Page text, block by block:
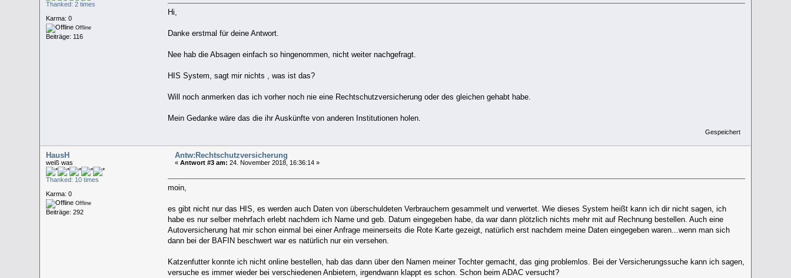
Thanked: 2 times
Karma: 0
Offline
Beiträge: 116
Hi,
Danke erstmal für deine Antwort.
Nee hab die Absagen einfach so hingenommen, nicht weiter nachgefragt.
HIS System, sagt mir nichts , was ist das?
Will noch anmerken das ich vorher noch nie eine Rechtschutzversicherung oder des gleichen gehabt habe.
Mein Gedanke wäre das die ihr Auskünfte von anderen Institutionen holen.
Gespeichert
HausH
weiß was
Thanked: 10 times
Karma: 0
Offline
Beiträge: 292
Antw:Rechtschutzversicherung
«Antwort #3 am: 24. November 2018, 16:36:14 »
moin,
es gibt nicht nur das HIS, es werden auch Daten von überschuldeten Verbrauchern gesammelt und verwertet. Wie dieses System heißt kann ich dir nicht sagen, ich
habe es nur selber mehrfach erlebt nachdem ich Name und geb. Datum eingegeben habe, da war dann plötzlich nichts mehr mit auf Rechnung bestellen. Auch eine
Autoversicherung hat mir schon einmal bei einer Anfrage meinerseits die Rote Karte gezeigt, natürlich erst nachdem meine Daten eingegeben waren...wenn man sich
dann bei der BAFIN beschwert war es natürlich nur ein versehen.
Katzenfutter konnte ich nicht online bestellen, hab das dann über den Namen meiner Tochter gemacht, das ging problemlos. Bei der Versicherungssuche kann ich sagen,
versuche es immer wieder bei verschiedenen Anbietern, irgendwann klappt es schon. Schon beim ADAC versucht?